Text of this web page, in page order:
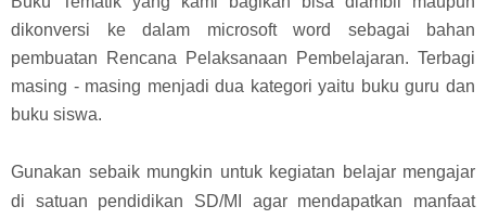
dikonversi ke dalam microsoft word sebagai bahan
pembuatan Rencana Pelaksanaan Pembelajaran. Terbagi
masing - masing menjadi dua kategori yaitu buku guru dan
buku siswa.
Gunakan sebaik mungkin untuk kegiatan belajar mengajar
di satuan pendidikan SD/MI agar mendapatkan manfaat